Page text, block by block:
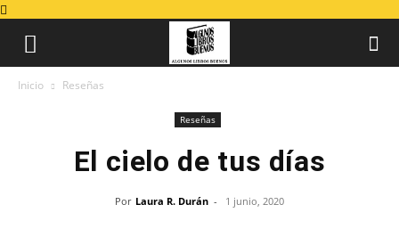
Inicio Reseñas
Reseñas
El cielo de tus días
Por Laura R. Durán - 1 junio, 2020